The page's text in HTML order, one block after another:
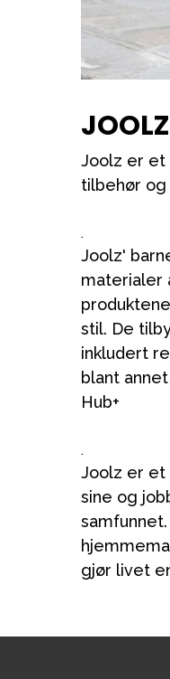
Joolz er et
tilbehør og
.
Joolz'
materialer
stil. De
inkludert
blant
Hub+
.
Joolz er et
sine og
gjør livet